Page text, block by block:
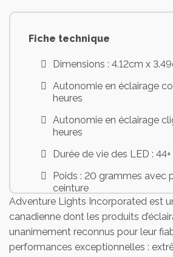
Fiche technique
Dimensions : 4.12cm x
Autonomie en éclairage
heures
Autonomie en éclairage
heures
Durée de vie des LED :
Poids : 20 grammes avec
ceinture
Type de batteries : 2 x
Adventure Lights Incorporated est
canadienne dont les produits
unanimement reconnus pour leur
performances exceptionnelles :